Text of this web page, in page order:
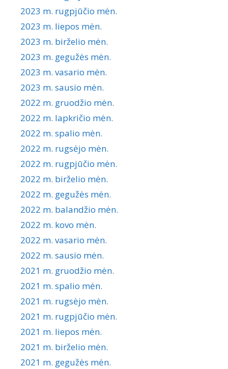
2023 m. rugpjūčio mėn.
2023 m. liepos mėn.
2023 m. birželio mėn.
2023 m. gegužės mėn.
2023 m. vasario mėn.
2023 m. sausio mėn.
2022 m. gruodžio mėn.
2022 m. lapkričio mėn.
2022 m. spalio mėn.
2022 m. rugsėjo mėn.
2022 m. rugpjūčio mėn.
2022 m. birželio mėn.
2022 m. gegužės mėn.
2022 m. balandžio mėn.
2022 m. kovo mėn.
2022 m. vasario mėn.
2022 m. sausio mėn.
2021 m. gruodžio mėn.
2021 m. spalio mėn.
2021 m. rugsėjo mėn.
2021 m. rugpjūčio mėn.
2021 m. liepos mėn.
2021 m. birželio mėn.
2021 m. gegužės mėn.